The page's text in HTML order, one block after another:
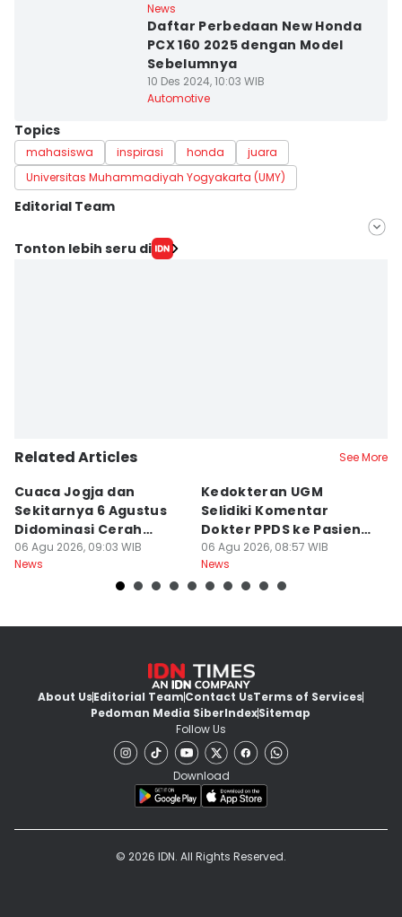
News
Daftar Perbedaan New Honda
PCX 160 2025 dengan Model
Sebelumnya
10 Des 2024, 10:03 WIB
Automotive
Topics
mahasiswa inspirasi honda
juara
Universitas Muhammadiyah Yogyakarta (UMY)
Editorial Team
Editor
Tonton lebih seru di
Related Articles See More
Cuaca Jogja dan
Sekitarnya 6 Agustus
Didominasi Cerah
Berawan
06 Agu 2026, 09:03 WIB
News
Kedokteran UGM
Selidiki Komentar
Dokter PPDS ke Pasien
BPJS di Medsos
06 Agu 2026, 08:57 WIB
News
About UsEditorial TeamContact UsTerms of Services
Pedoman Media SiberIndexSitemap
Follow Us
Download
© 2026 IDN. All Rights Reserved.